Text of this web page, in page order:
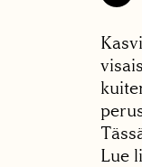
Lue